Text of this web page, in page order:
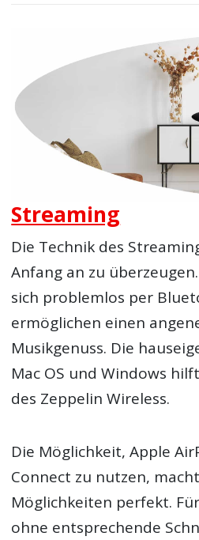
Streaming
Die Technik des
Anfang an zu
sich problemlos per
ermöglichen einen
Musikgenuss. Die
Mac OS und Windows
des Zeppelin Wireless.
Die Möglichkeit, Apple
Connect zu nutzen,
Möglichkeiten perfekt.
ohne entsprechende